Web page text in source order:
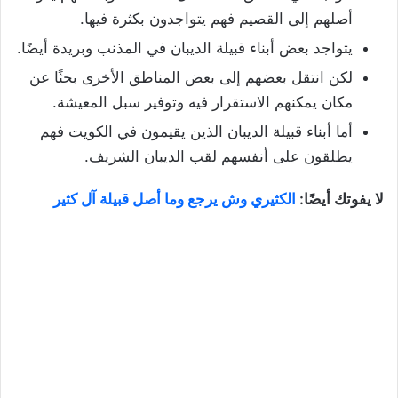
أصلهم إلى القصيم فهم يتواجدون بكثرة فيها.
يتواجد بعض أبناء قبيلة الديبان في المذنب وبريدة أيضًا.
لكن انتقل بعضهم إلى بعض المناطق الأخرى بحثًا عن
مكان يمكنهم الاستقرار فيه وتوفير سبل المعيشة.
أما أبناء قبيلة الديبان الذين يقيمون في الكويت فهم
يطلقون على أنفسهم لقب الديبان الشريف.
لا يفوتك أيضًا: الكثيري وش يرجع وما أصل قبيلة آل كثير